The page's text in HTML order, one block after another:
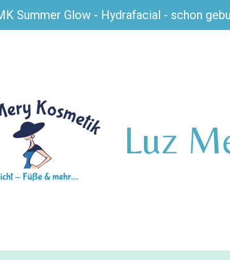
Summer Glow - Hydrafacial - schon
Luz